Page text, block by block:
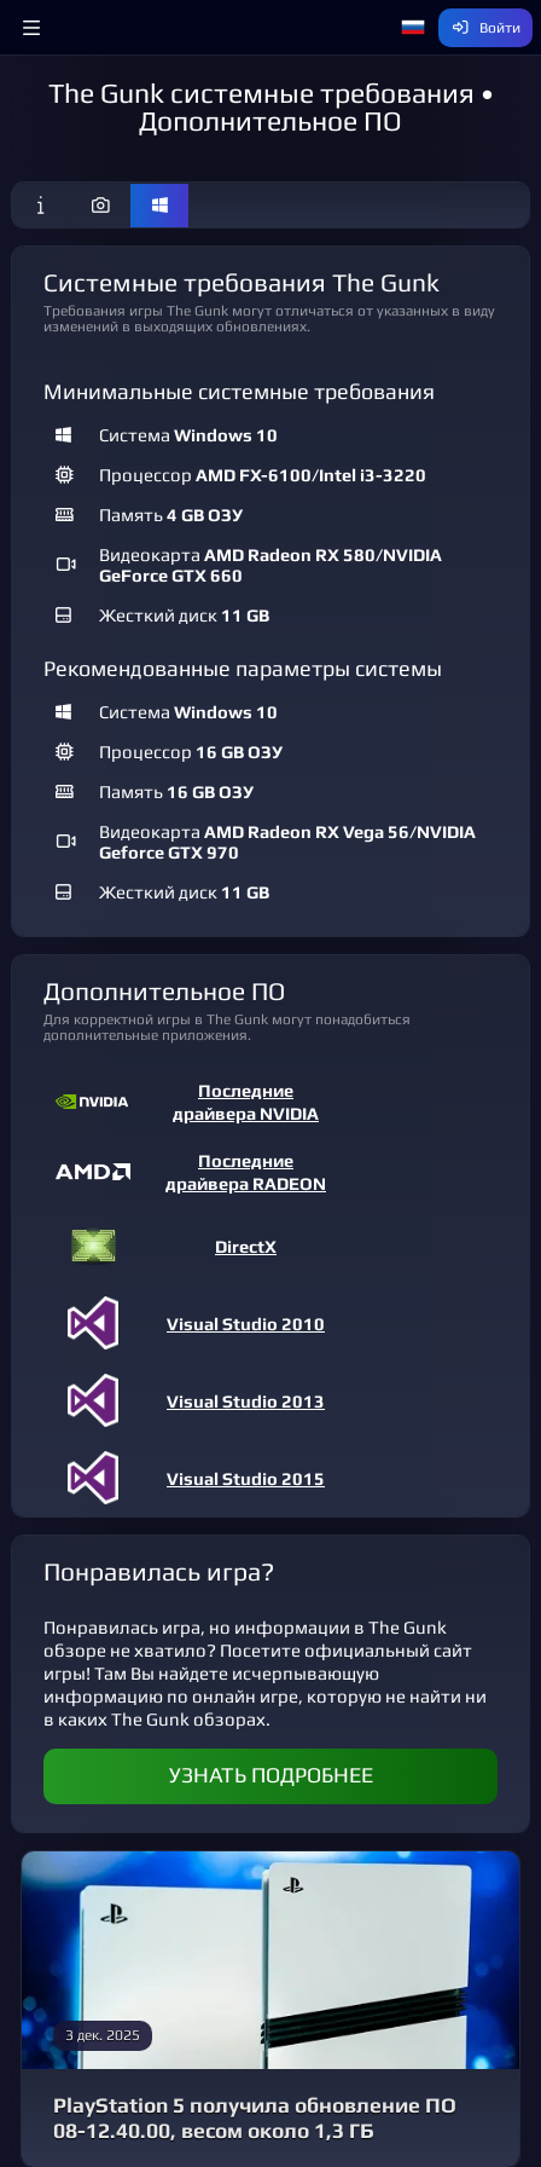
Войти
The Gunk системные требования •
Дополнительное ПО
Системные требования The Gunk
Требования игры The Gunk могут отличаться от указанных в виду
изменений в выходящих обновлениях.
Минимальные системные требования
Система Windows 10
Процессор AMD FX-6100/Intel i3-3220
Память4 GB ОЗУ
Видеокарта AMD Radeon RX 580/NVIDIA
GeForce GTX 660
Жесткий диск 11 GB
Рекомендованные параметры системы
Система Windows 10
Процессор 16 GB ОЗУ
Память 16 GB ОЗУ
Видеокарта AMD Radeon RX Vega 56/NVIDIA
Geforce GTX 970
Жесткий диск 11 GB
Дополнительное ПО
Для корректной игры в The Gunk могут понадобиться
дополнительные приложения.
Последние
драйвера NVIDIA
Последние
драйвера RADEON
DirectX
Visual Studio 2010
Visual Studio 2013
Visual Studio 2015
Понравилась игра?
Понравилась игра, но информации в The Gunk
обзоре не хватило? Посетите официальный сайт
игры! Там Вы найдете исчерпывающую
информацию по онлайн игре, которую не найти ни
в каких The Gunk обзорах.
УЗНАТЬ ПОДРОБНЕЕ
3 дек. 2025
PlayStation 5 получила обновление ПО
08-12.40.00, весом около 1,3 ГБ